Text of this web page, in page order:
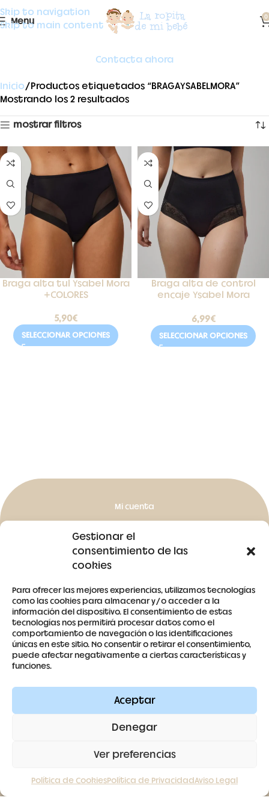
Gestionar el
consentimiento de las
cookies
Para ofrecer las mejores experiencias, utilizamos tecnologías
como las cookies para almacenar y/o acceder a la
información del dispositivo. El consentimiento de estas
tecnologías nos permitirá procesar datos como el
comportamiento de navegación o las identificaciones
únicas en este sitio. No consentir o retirar el consentimiento,
puede afectar negativamente a ciertas características y
funciones.
Aceptar
Denegar
Ver preferencias
Política de CookiesPolítica de Privacidad Aviso Legal
Skip to navigation
Skip to main content
Menu 0
Contacta ahora
Inicio
Productos etiquetados “BRAGAYSABELMORA”
Mostrando los 2 resultados
mostrar filtros
Braga alta tul Ysabel Mora
+COLORES
5,90€
SELECCIONAR OPCIONES
Braga alta de control
encaje Ysabel Mora
6,99€
SELECCIONAR OPCIONES
Mi cuenta
Mis pedidos
Detalles de la cuenta
679 53 59 63
antoniaberrocal@hotmail.com
SÍGUENOS
Contacto